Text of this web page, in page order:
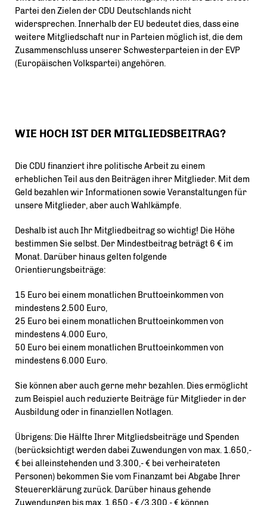
Partei den Zielen der CDU Deutschlands nicht
widersprechen. Innerhalb der EU bedeutet dies, dass eine
weitere Mitgliedschaft nur in Parteien möglich ist, die dem
Zusammenschluss unserer Schwesterparteien in der EVP
(Europäischen Volkspartei) angehören.
WIE HOCH IST DER MITGLIEDSBEITRAG?
Die CDU finanziert ihre politische Arbeit zu einem
erheblichen Teil aus den Beiträgen ihrer Mitglieder. Mit dem
Geld bezahlen wir Informationen sowie Veranstaltungen für
unsere Mitglieder, aber auch Wahlkämpfe.
Deshalb ist auch Ihr Mitgliedbeitrag so wichtig! Die Höhe
bestimmen Sie selbst. Der Mindestbeitrag beträgt 6 € im
Monat. Darüber hinaus gelten folgende
Orientierungsbeiträge:
15 Euro bei einem monatlichen Bruttoeinkommen von
mindestens 2.500 Euro,
25 Euro bei einem monatlichen Bruttoeinkommen von
mindestens 4.000 Euro,
50 Euro bei einem monatlichen Bruttoeinkommen von
mindestens 6.000 Euro.
Sie können aber auch gerne mehr bezahlen. Dies ermöglicht
zum Beispiel auch reduzierte Beiträge für Mitglieder in der
Ausbildung oder in finanziellen Notlagen.
Übrigens: Die Hälfte Ihrer Mitgliedsbeiträge und Spenden
(berücksichtigt werden dabei Zuwendungen von max. 1.650,-
bei alleinstehenden und 3.300,- € bei verheirateten
Personen) bekommen Sie vom Finanzamt bei Abgabe Ihrer
Steuererklärung zurück. Darüber hinaus gehende
Zuwendungen bis max. 1.650,- €/3.300,- € können